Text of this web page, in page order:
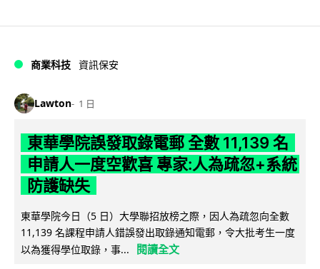
商業科技 資訊保安
Lawton 1 日
東華學院誤發取錄電郵 全數 11,139 名
申請人一度空歡喜 專家:人為疏忽+系統
防護缺失
東華學院今日（5 日）大學聯招放榜之際，因人為疏忽向全數
11,139 名課程申請人錯誤發出取錄通知電郵，令大批考生一度
以為獲得學位取錄，事...
閱讀全文